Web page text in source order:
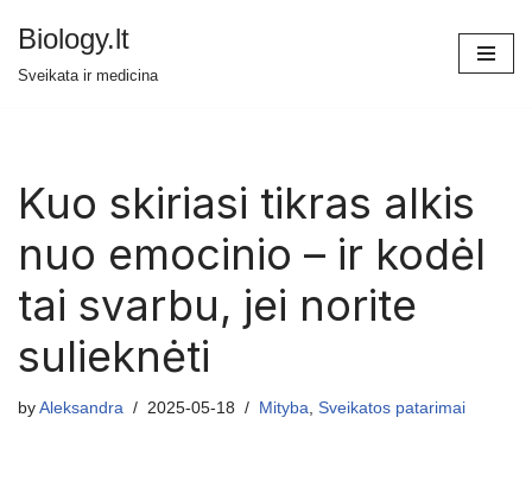
Biology.lt
Sveikata ir medicina
Kuo skiriasi tikras alkis
nuo emocinio – ir kodėl
tai svarbu, jei norite
sulieknėti
by Aleksandra 2025-05-18 Mityba, Sveikatos patarimai